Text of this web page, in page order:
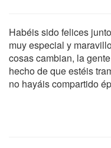
Habéis sido felices
muy especial y
cosas cambian, la
hecho de que estéis
no hayáis compartido